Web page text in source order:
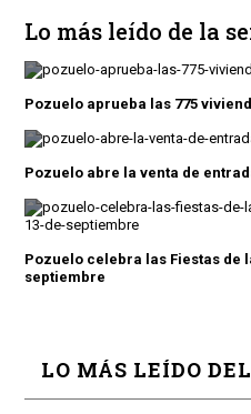
Lo más leído de la
Pozuelo aprueba las 775
Pozuelo abre la venta de
Pozuelo celebra las Fiestas de
septiembre
LO MÁS LEÍDO